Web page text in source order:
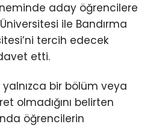
aday öğrencilere
ile Bandırma
tercih edecek
etti.
bir bölüm veya
olmadığını belirten
öğrencilerin